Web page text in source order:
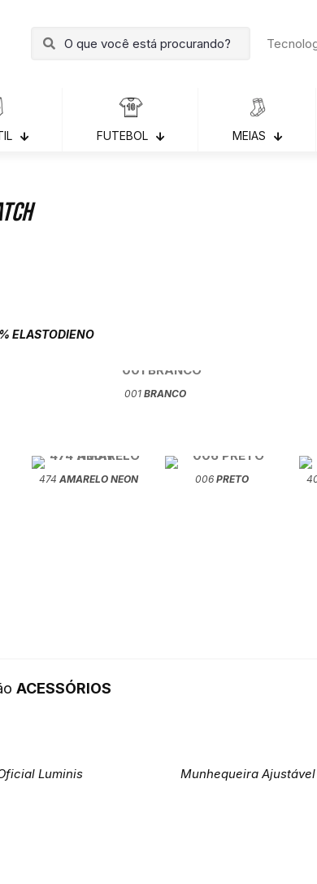
FUTEBOL MEIAS
ELASTODIENO
001BRANCO
474 AMARELO NEON 006PRETO
ACESSÓRIOS
Luminis Munhequeira Ajustável